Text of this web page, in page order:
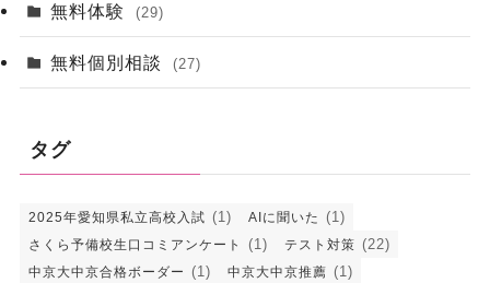
無料体験 (29)
無料個別相談 (27)
タグ
2025年愛知県私立高校入試 (1) AIに聞いた (1)
さくら予備校生口コミアンケート (1) テスト対策 (22)
中京大中京合格ボーダー (1) 中京大中京推薦 (1)